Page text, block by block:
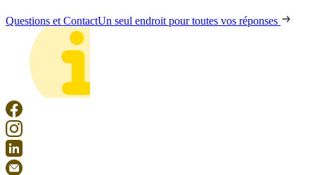
Questions et ContactUn seul endroit pour toutes vos réponses